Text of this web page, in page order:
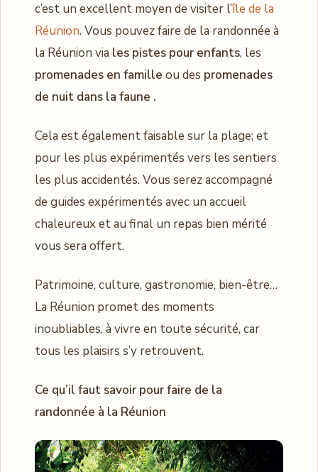
c’est un excellent moyen de visiter l’île de la
Réunion. Vous pouvez faire de la randonnée à
la Réunion via les pistes pour enfants, les
promenades en famille ou des promenades
de nuit dans la faune .
Cela est également faisable sur la plage; et
pour les plus expérimentés vers les sentiers
les plus accidentés. Vous serez accompagné
de guides expérimentés avec un accueil
chaleureux et au final un repas bien mérité
vous sera offert.
Patrimoine, culture, gastronomie, bien-être…
La Réunion promet des moments
inoubliables, à vivre en toute sécurité, car
tous les plaisirs s’y retrouvent.
Ce qu’il faut savoir pour faire de la
randonnée à la Réunion